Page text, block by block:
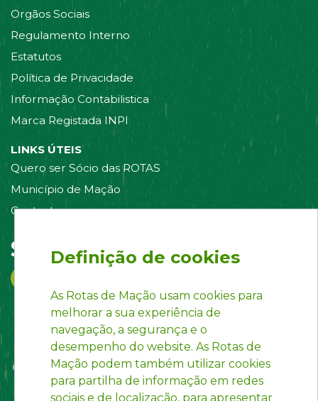
Orgãos Sociais
Regulamento Interno
Estatutos
Política de Privacidade
Informação Contabilistica
Marca Registada INPI
LINKS ÚTEIS
Quero ser Sócio das ROTAS
Município de Mação
Contacte-nos
Siga-nos em:
Definição de cookies
As Rotas de Mação usam cookies para
melhorar a sua experiência de
navegação, a segurança e o
desempenho do website. As Rotas de
Mação podem também utilizar cookies
para partilha de informação em redes
sociais e de localização, para apresentar